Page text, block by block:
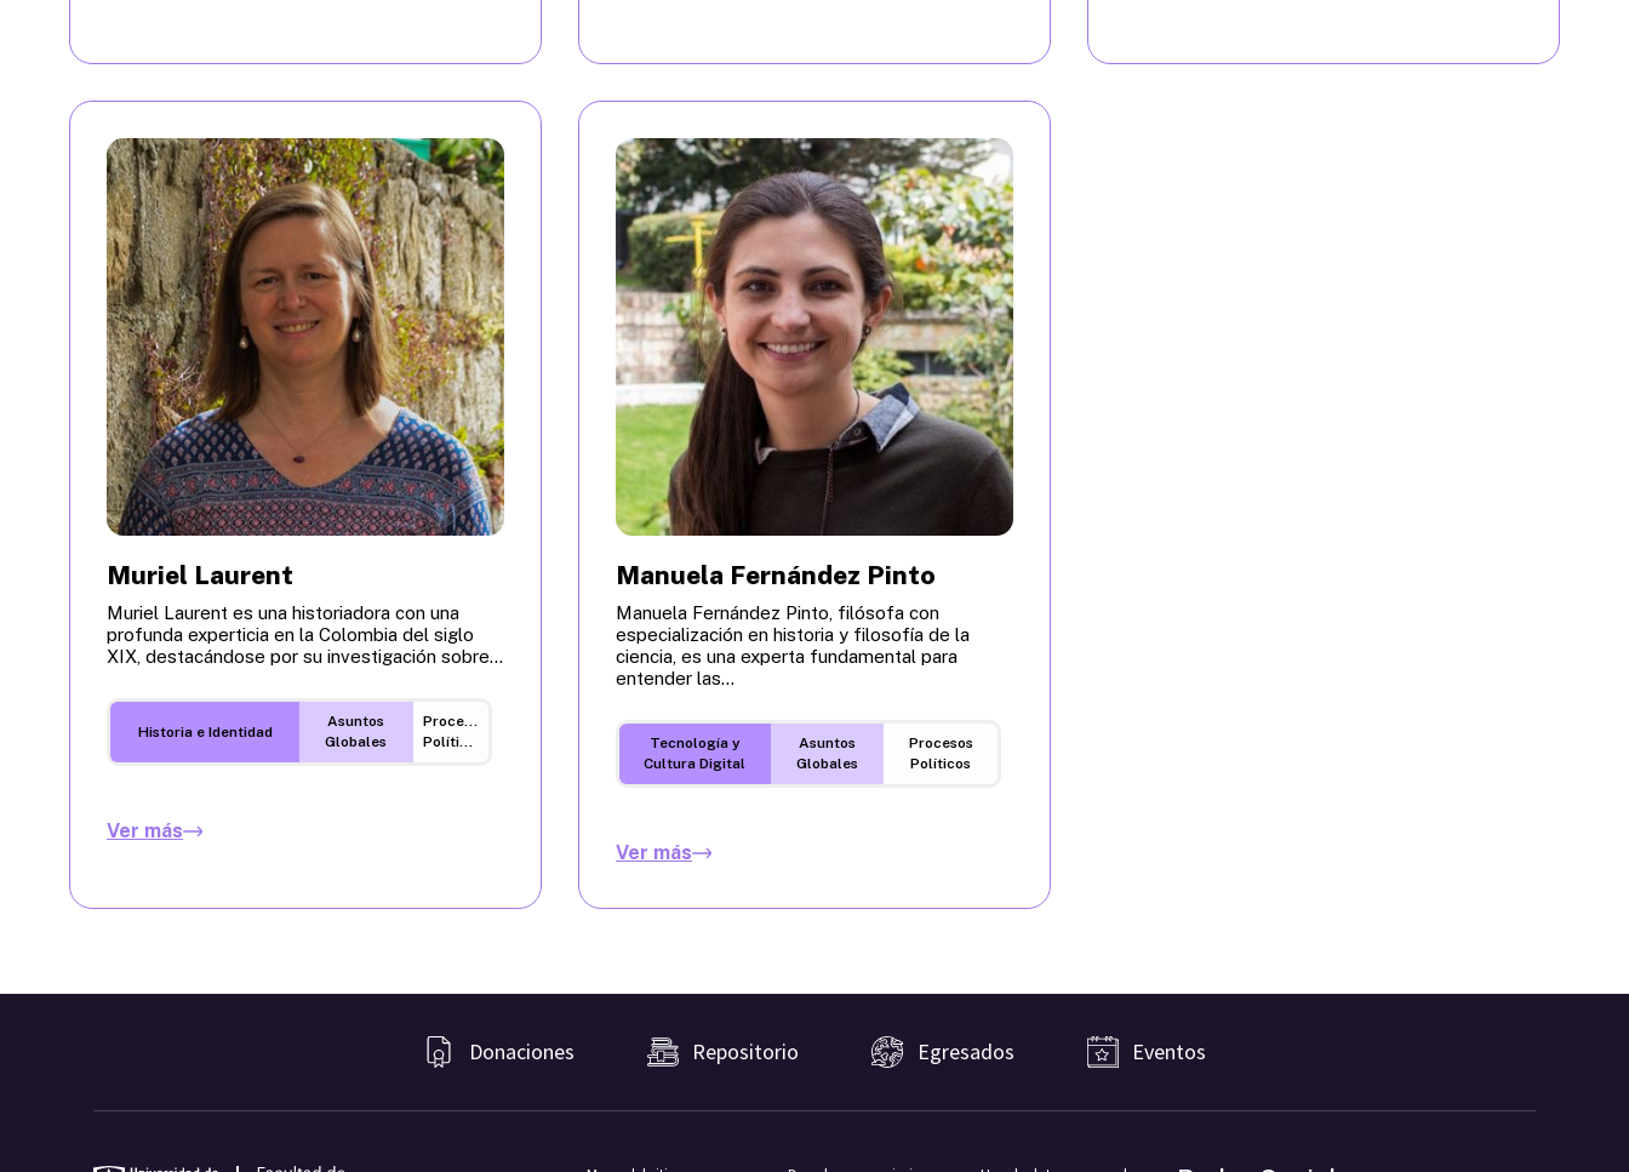
Muriel Laurent
Muriel Laurent es una historiadora con una
profunda experticia en la Colombia del siglo
XIX, destacándose por su investigación sobre...
Historia e Identidad
Asuntos
Globales
Procesos
Políticos
Ver más
Manuela Fernández Pinto
Manuela Fernández Pinto, filósofa con
especialización en historia y filosofía de la
ciencia, es una experta fundamental para
entender las...
Tecnología y
Cultura Digital
Asuntos
Globales
Procesos
Políticos
Ver más
Donaciones Repositorio Egresados Eventos